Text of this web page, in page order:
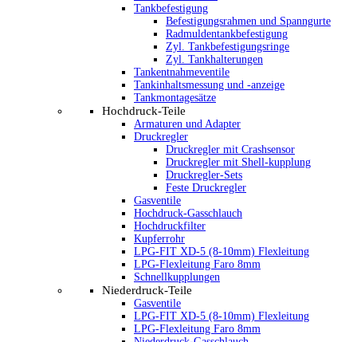
Tankbefestigung
Befestigungsrahmen und Spanngurte
Radmuldentankbefestigung
Zyl. Tankbefestigungsringe
Zyl. Tankhalterungen
Tankentnahmeventile
Tankinhaltsmessung und -anzeige
Tankmontagesätze
Hochdruck-Teile
Armaturen und Adapter
Druckregler
Druckregler mit Crashsensor
Druckregler mit Shell-kupplung
Druckregler-Sets
Feste Druckregler
Gasventile
Hochdruck-Gasschlauch
Hochdruckfilter
Kupferrohr
LPG-FIT XD-5 (8-10mm) Flexleitung
LPG-Flexleitung Faro 8mm
Schnellkupplungen
Niederdruck-Teile
Gasventile
LPG-FIT XD-5 (8-10mm) Flexleitung
LPG-Flexleitung Faro 8mm